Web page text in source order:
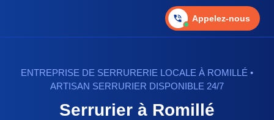
Appelez-nous
ENTREPRISE DE SERRURERIE LOCALE À ROMILLÉ •
ARTISAN SERRURIER DISPONIBLE 24/7
Serrurier à Romillé